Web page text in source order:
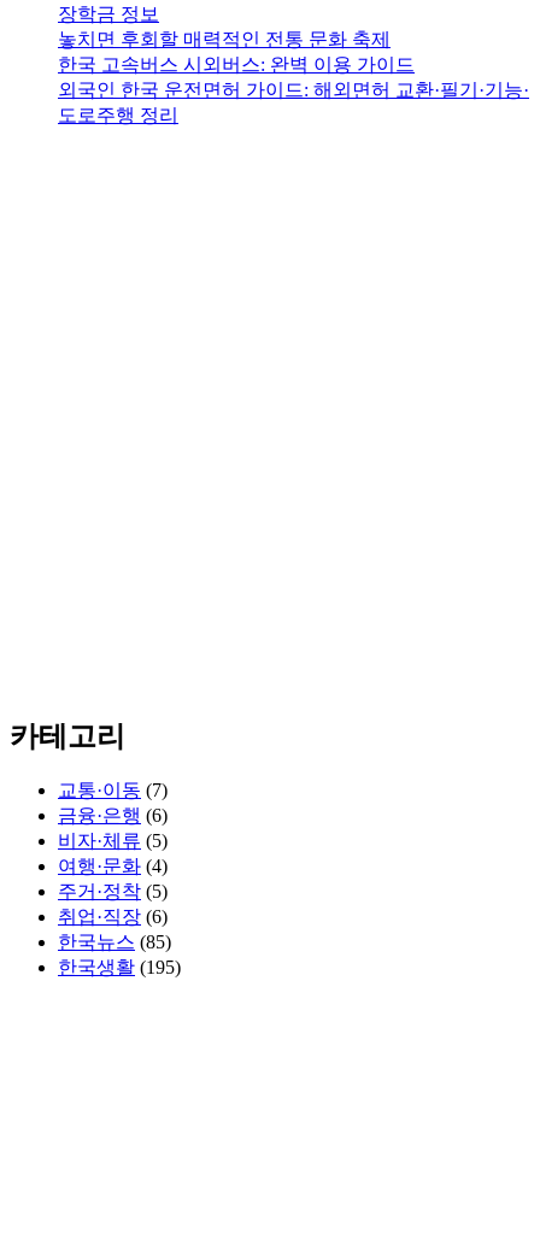
장학금 정보
놓치면 후회할 매력적인 전통 문화 축제
한국 고속버스 시외버스: 완벽 이용 가이드
외국인 한국 운전면허 가이드: 해외면허 교환·필기·기능·
도로주행 정리
카테고리
교통·이동 (7)
금융·은행 (6)
비자·체류 (5)
여행·문화 (4)
주거·정착 (5)
취업·직장 (6)
한국뉴스 (85)
한국생활 (195)